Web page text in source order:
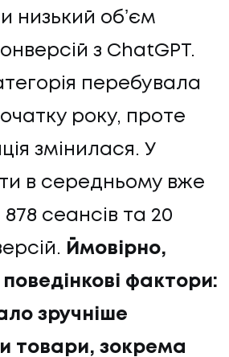
низький обʼєм
з ChatGPT.
перебувала
року, проте
змінилася. У
в середньому вже
сеансів та 20
Ймовірно,
фактори:
зручніше
товари, зокрема